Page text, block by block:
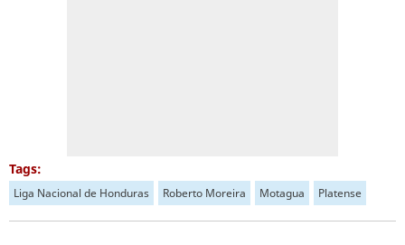
Tags:
Liga Nacional de Honduras Roberto Moreira Motagua Platense